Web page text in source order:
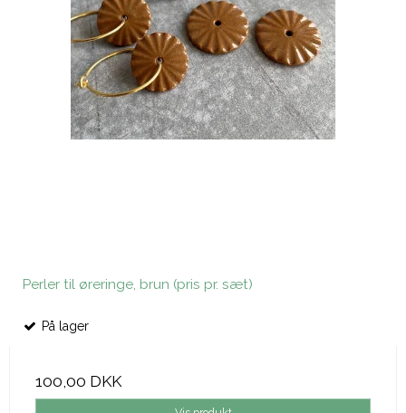
Perler til øreringe, brun (pris pr. sæt)
På lager
100,00 DKK